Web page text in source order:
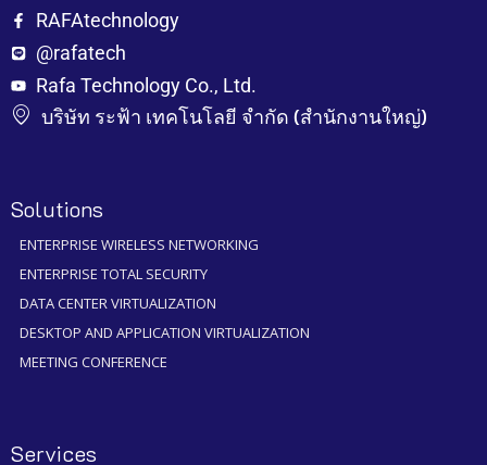
RAFAtechnology
@rafatech
Rafa Technology Co., Ltd.
บริษัท ระฟ้า เทคโนโลยี จำกัด (สำนักงานใหญ่)
Solutions
ENTERPRISE WIRELESS NETWORKING
ENTERPRISE TOTAL SECURITY
DATA CENTER VIRTUALIZATION
DESKTOP AND APPLICATION VIRTUALIZATION
MEETING CONFERENCE
Services